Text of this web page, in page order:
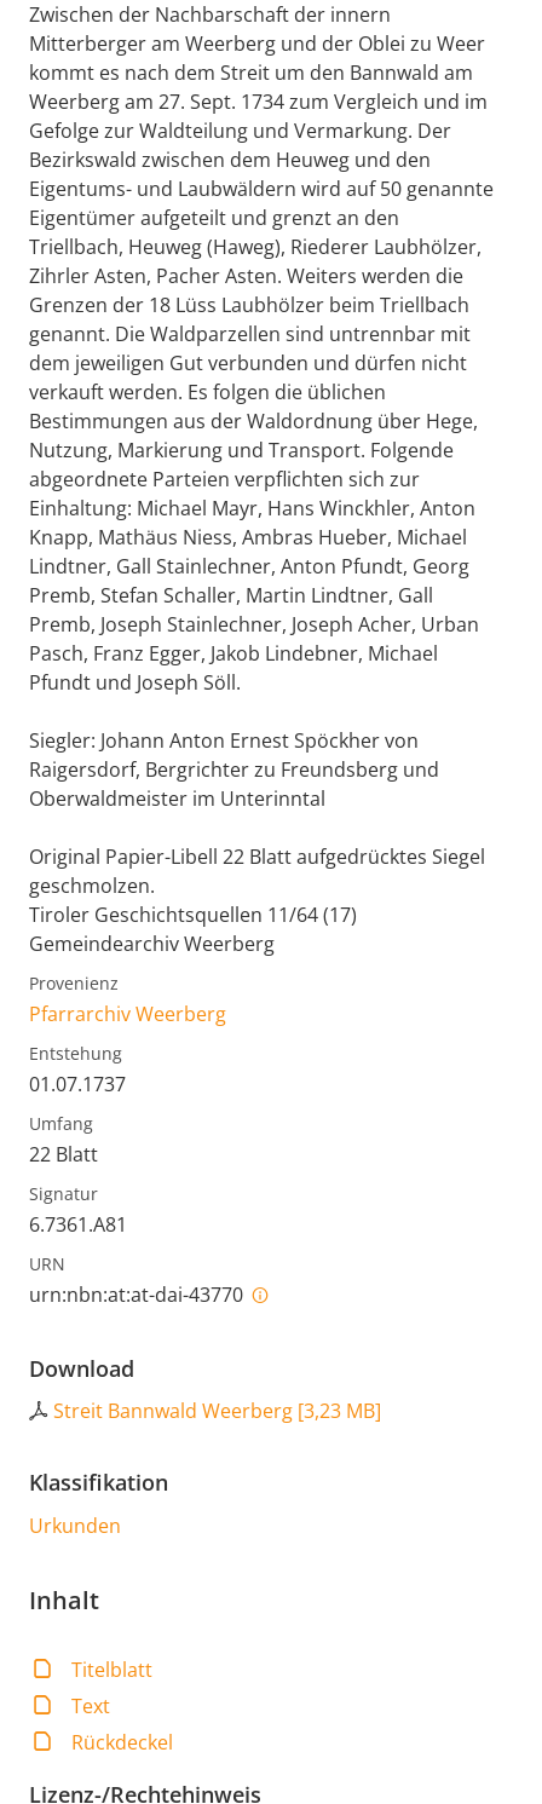
Zwischen der Nachbarschaft der innern
Mitterberger am Weerberg und der Oblei zu Weer
kommt es nach dem Streit um den Bannwald am
Weerberg am 27. Sept. 1734 zum Vergleich und im
Gefolge zur Waldteilung und Vermarkung. Der
Bezirkswald zwischen dem Heuweg und den
Eigentums- und Laubwäldern wird auf 50 genannte
Eigentümer aufgeteilt und grenzt an den
Triellbach, Heuweg (Haweg), Riederer Laubhölzer,
Zihrler Asten, Pacher Asten. Weiters werden die
Grenzen der 18 Lüss Laubhölzer beim Triellbach
genannt. Die Waldparzellen sind untrennbar mit
dem jeweiligen Gut verbunden und dürfen nicht
verkauft werden. Es folgen die üblichen
Bestimmungen aus der Waldordnung über Hege,
Nutzung, Markierung und Transport. Folgende
abgeordnete Parteien verpflichten sich zur
Einhaltung: Michael Mayr, Hans Winckhler, Anton
Knapp, Mathäus Niess, Ambras Hueber, Michael
Lindtner, Gall Stainlechner, Anton Pfundt, Georg
Premb, Stefan Schaller, Martin Lindtner, Gall
Premb, Joseph Stainlechner, Joseph Acher, Urban
Pasch, Franz Egger, Jakob Lindebner, Michael
Pfundt und Joseph Söll.
Siegler: Johann Anton Ernest Spöckher von
Raigersdorf, Bergrichter zu Freundsberg und
Oberwaldmeister im Unterinntal
Original Papier-Libell 22 Blatt aufgedrücktes Siegel
geschmolzen.
Tiroler Geschichtsquellen 11/64 (17)
Gemeindearchiv Weerberg
Provenienz
Pfarrarchiv Weerberg
Entstehung
01.07.1737
Umfang
22 Blatt
Signatur
6.7361.A81
URN
urn:nbn:at:at-dai-43770
Download
Streit Bannwald Weerberg [3,23 MB]
Klassifikation
Urkunden
Inhalt
Titelblatt
Text
Rückdeckel
Lizenz-/Rechtehinweis